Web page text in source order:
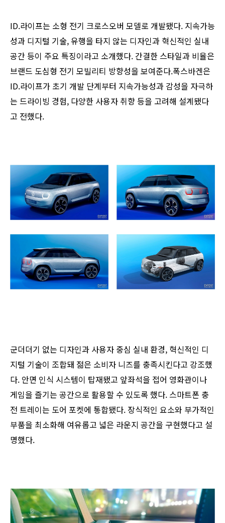
ID.라이프는 소형 전기 크로스오버 모델로 개발됐다. 지속가능
성과 디지털 기술, 유행을 타지 않는 디자인과 혁신적인 실내
공간 등이 주요 특징이라고 소개했다. 간결한 스타일과 비율은
브랜드 도심형 전기 모빌리티 방향성을 보여준다.폭스바겐은
ID.라이프가 초기 개발 단계부터 지속가능성과 감성을 자극하
는 드라이빙 경험, 다양한 사용자 취향 등을 고려해 설계됐다
고 전했다.
군더더기 없는 디자인과 사용자 중심 실내 환경, 혁신적인 디
지털 기술이 조합돼 젊은 소비자 니즈를 충족시킨다고 강조했
다. 안면 인식 시스템이 탑재됐고 앞좌석을 접어 영화관이나
게임을 즐기는 공간으로 활용할 수 있도록 했다. 스마트폰 충
전 트레이는 도어 포켓에 통합됐다. 장식적인 요소와 부가적인
부품을 최소화해 여유롭고 넓은 라운지 공간을 구현했다고 설
명했다.